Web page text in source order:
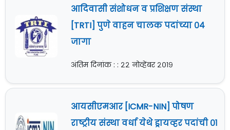
आदिवासी संशोधन व प्रशिक्षण संस्था
[TRTI] पुणे वाहन चालक पदांच्या ०४
जागा
अंतिम दिनांक : : २२ नोव्हेंबर २०१९
आयसीएमआर [ICMR-NIN] पोषण
राष्ट्रीय संस्था वर्धा येथे ड्रायव्हर पदांची ०१